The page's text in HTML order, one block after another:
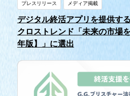
プレスリリース メディア掲載
デジタル終活アプリを提供す
クロストレンド「未来の市場
年版】」に選出